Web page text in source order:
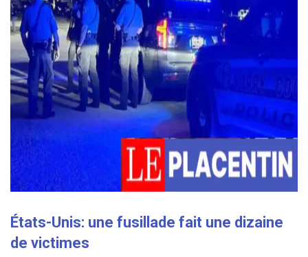
États-Unis: une fusillade fait une dizaine
de victimes